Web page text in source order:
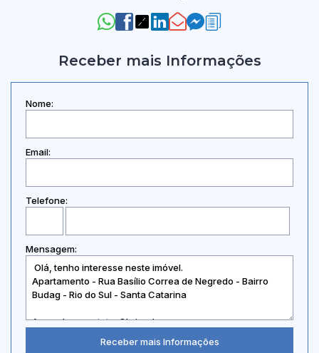
Receber mais Informações
Nome:
Email:
Telefone:
Mensagem: